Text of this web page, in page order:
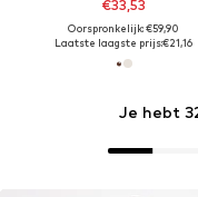
€33,53
Oorspronkelijk: €59,90
Laatste laagste prijs:€21,16
Je hebt